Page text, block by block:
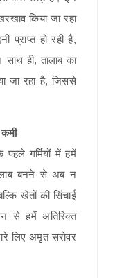
किया जा रहा
प्राप्त हो रही है,
ही, तालाब का
जा रहा है, जिससे
कमी
पहले गर्मियों में हमें
बनने से अब न
खेतों की सिंचाई
से हमें अतिरिक्त
लिए अमृत सरोवर